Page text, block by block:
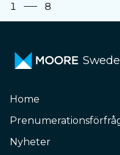
1 8
Home
Nyheter